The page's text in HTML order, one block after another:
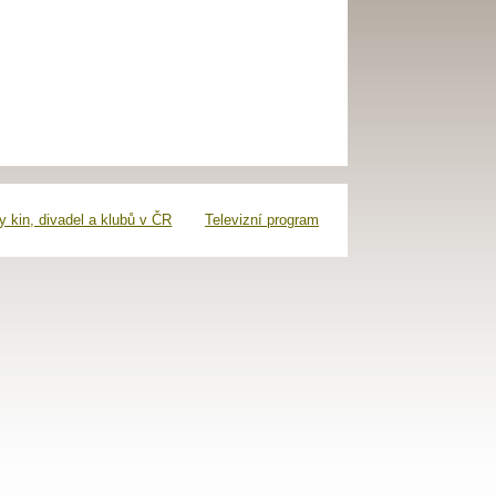
kin, divadel a klubů v ČR Televizní program